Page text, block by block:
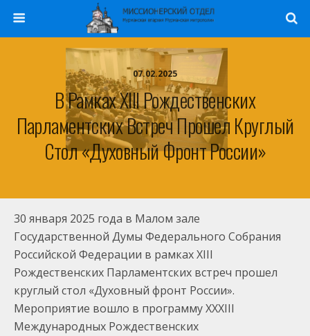
07.02.2025
В Рамках XIII Рождественских
Парламентских Встреч Прошел Круглый
Стол «Духовный Фронт России»
30 января 2025 года в Малом зале
Государственной Думы Федерального Собрания
Российской Федерации в рамках XIII
Рождественских Парламентских встреч прошел
круглый стол «Духовный фронт России».
Мероприятие вошло в программу XXXIII
Международных Рождественских